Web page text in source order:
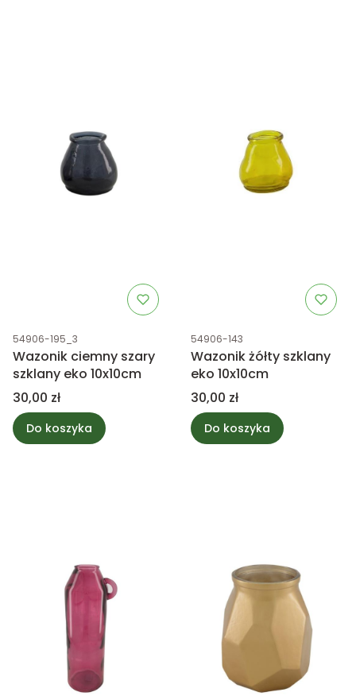
Kod produktu
54906-195_3
Wazonik ciemny szary
szklany eko 10x10cm
Cena
30,00 zł
Do koszyka
Kod produktu
54906-143
Wazonik żółty szklany
eko 10x10cm
Cena
30,00 zł
Do koszyka